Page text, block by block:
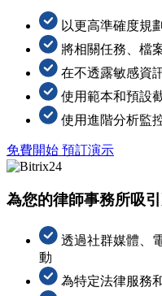
以更高準確度規
將相關任務、檔
在不透露敏感資
使用範本和預設
使用進階分析監
免費開始 預訂演示
為您的律師事務所吸
透過社群媒體、
動
為特定法律服務